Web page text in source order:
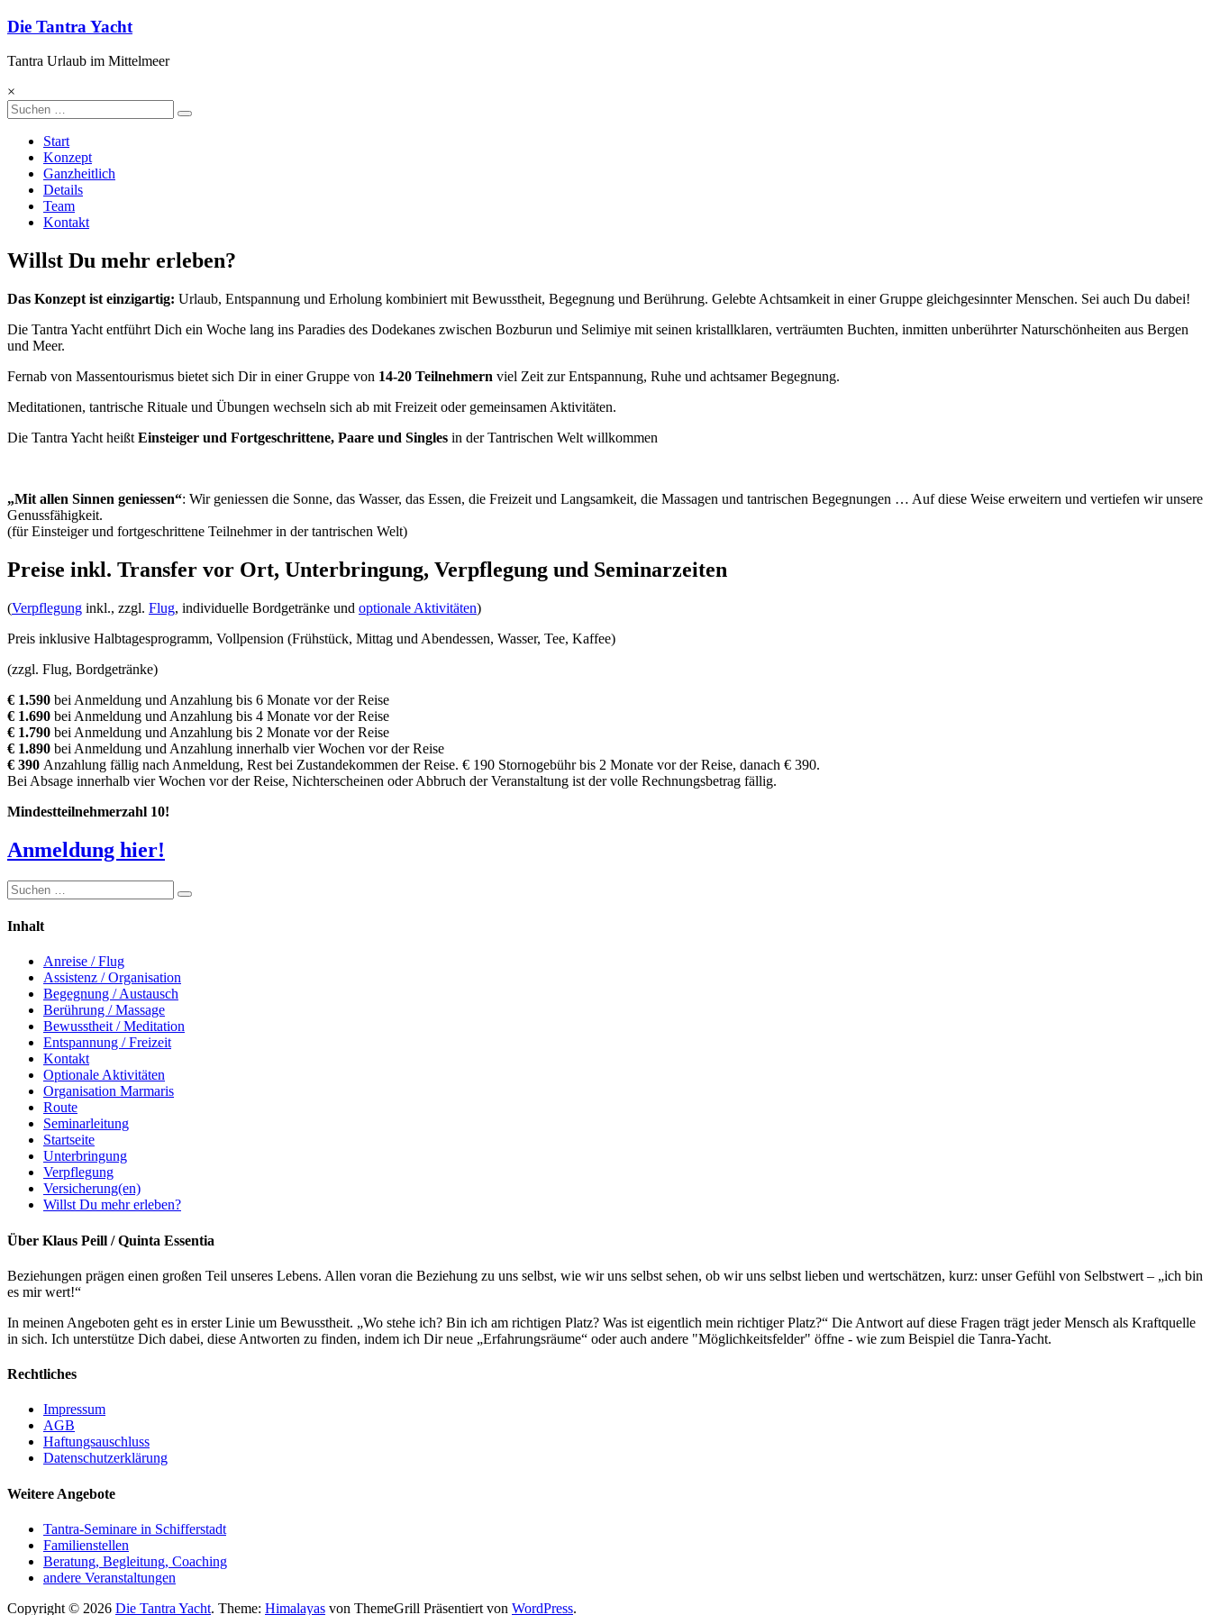
Zum
springen
Die Tantra Yacht
Tantra Urlaub im Mittelmeer
×
Start
Konzept
Ganzheitlich
Details
Team
Kontakt
Willst Du mehr erleben?
Das Konzept ist einzigartig: Urlaub, Entspannung und Erholung kombiniert mit Bewusstheit, Begegnung und Berührung. Gelebte Achtsamkeit in einer Gruppe gleichgesinnter Menschen. Sei auch Du dabei!
Die Tantra Yacht entführt Dich ein Woche lang ins Paradies des Dodekanes zwischen Bozburun und Selimiye mit seinen kristallklaren, verträumten Buchten, inmitten unberührter Naturschönheiten aus Bergen
und Meer.
Fernab von Massentourismus bietet sich Dir in einer Gruppe von 14-20 Teilnehmern viel Zeit zur Entspannung, Ruhe und achtsamer Begegnung.
Meditationen, tantrische Rituale und Übungen wechseln sich ab mit Freizeit oder gemeinsamen Aktivitäten.
Die Tantra Yacht heißt Einsteiger und Fortgeschrittene, Paare und Singles in der Tantrischen Welt willkommen
„Mit allen Sinnen geniessen“: Wir geniessen die Sonne, das Wasser, das Essen, die Freizeit und Langsamkeit, die Massagen und tantrischen Begegnungen … Auf diese Weise erweitern und vertiefen wir unsere
Genussfähigkeit.
(für Einsteiger und fortgeschrittene Teilnehmer in der tantrischen Welt)
Preise inkl. Transfer vor Ort, Unterbringung, Verpflegung und Seminarzeiten
(Verpflegung inkl., zzgl. Flug, individuelle Bordgetränke und optionale Aktivitäten)
Preis inklusive Halbtagesprogramm, Vollpension (Frühstück, Mittag und Abendessen, Wasser, Tee, Kaffee)
(zzgl. Flug, Bordgetränke)
€ 1.590 bei Anmeldung und Anzahlung bis 6 Monate vor der Reise
€ 1.690 bei Anmeldung und Anzahlung bis 4 Monate vor der Reise
€ 1.790 bei Anmeldung und Anzahlung bis 2 Monate vor der Reise
€ 1.890 bei Anmeldung und Anzahlung innerhalb vier Wochen vor der Reise
€ 390 Anzahlung fällig nach Anmeldung, Rest bei Zustandekommen der Reise. € 190 Stornogebühr bis 2 Monate vor der Reise, danach € 390.
Bei Absage innerhalb vier Wochen vor der Reise, Nichterscheinen oder Abbruch der Veranstaltung ist der volle Rechnungsbetrag fällig.
Mindestteilnehmerzahl 10!
Anmeldung hier!
Inhalt
Anreise / Flug
Assistenz / Organisation
Begegnung / Austausch
Berührung / Massage
Bewusstheit / Meditation
Entspannung / Freizeit
Kontakt
Optionale Aktivitäten
Organisation Marmaris
Route
Seminarleitung
Startseite
Unterbringung
Verpflegung
Versicherung(en)
Willst Du mehr erleben?
Über Klaus Peill / Quinta Essentia
Beziehungen prägen einen großen Teil unseres Lebens. Allen voran die Beziehung zu uns selbst, wie wir uns selbst sehen, ob wir uns selbst lieben und wertschätzen, kurz: unser Gefühl von Selbstwert – „ich bin
es mir wert!“
In meinen Angeboten geht es in erster Linie um Bewusstheit. „Wo stehe ich? Bin ich am richtigen Platz? Was ist eigentlich mein richtiger Platz?“ Die Antwort auf diese Fragen trägt jeder Mensch als Kraftquelle
in sich. Ich unterstütze Dich dabei, diese Antworten zu finden, indem ich Dir neue „Erfahrungsräume“ oder auch andere "Möglichkeitsfelder" öffne - wie zum Beispiel die Tanra-Yacht.
Rechtliches
Impressum
AGB
Haftungsauschluss
Datenschutzerklärung
Weitere Angebote
Tantra-Seminare in Schifferstadt
Familienstellen
Beratung, Begleitung, Coaching
andere Veranstaltungen
Copyright © 2026 Die Tantra Yacht. Theme: Himalayas von ThemeGrill Präsentiert von WordPress.